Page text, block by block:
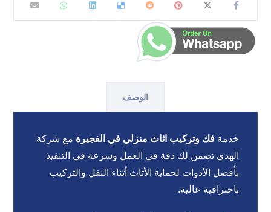
الوصف
خدمةفك وتركيب اثاث منزلي في الفجيرة مع شركة
الهدي تضمن لك دقة في العمل وسرعة في التنفيذ
بأفضل الأدوات لحماية الأثاث أثناء النقل والتركيب
باحترافية عالية.